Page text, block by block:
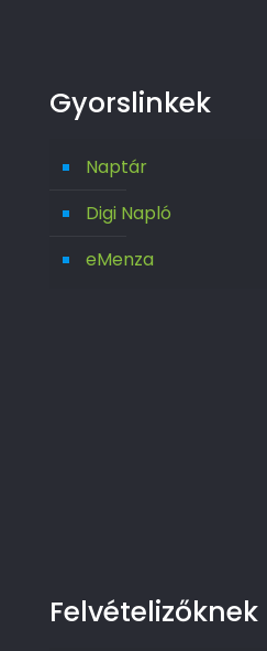
Gyorslinkek
Naptár
Digi Napló
eMenza
Felvételizőknek